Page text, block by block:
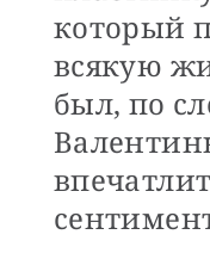
который
всякую
был, по